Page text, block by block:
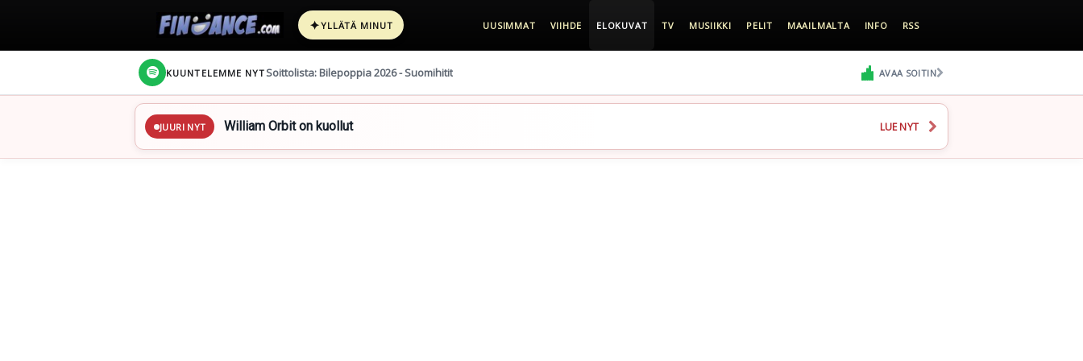
✦YLLÄTÄ MINUT UUSIMMAT VIIHDE ELOKUVAT TV MUSIIKKI PELIT MAAILMALTA INFO RSS
KUUNTELEMME NYT Soittolista: Bilepoppia 2026 - Suomihitit AVAA SOITIN
JUURI NYT William Orbit on kuollut LUE NYT